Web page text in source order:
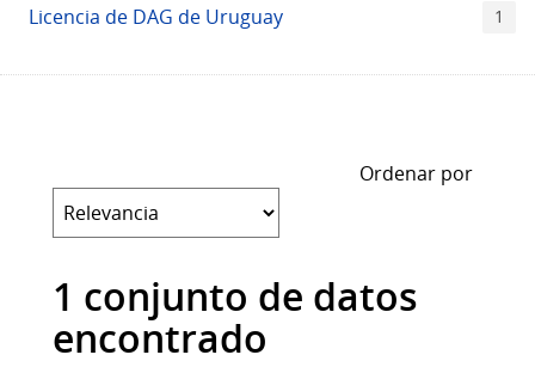
Licencia de DAG de Uruguay 1
Ordenar por
1 conjunto de datos
encontrado